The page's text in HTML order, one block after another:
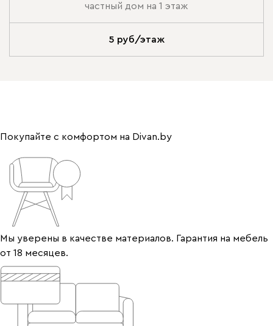
частный дом на 1 этаж
5 руб/этаж
Покупайте с комфортом на Divan.by
Мы уверены в качестве материалов. Гарантия на мебель
от 18 месяцев.